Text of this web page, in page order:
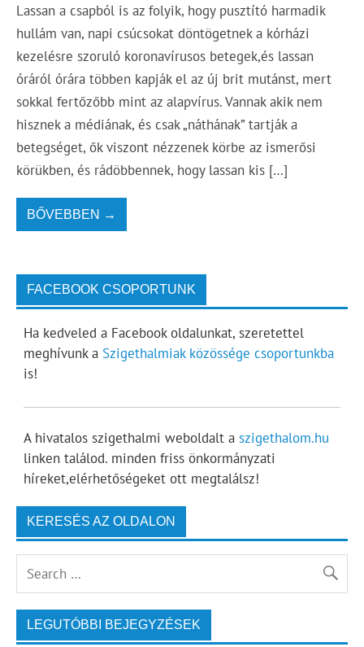
Lassan a csapból is az folyik, hogy pusztító harmadik
hullám van, napi csúcsokat döntögetnek a kórházi
kezelésre szoruló koronavírusos betegek,és lassan
óráról órára többen kapják el az új brit mutánst, mert
sokkal fertőzőbb mint az alapvírus. Vannak akik nem
hisznek a médiának, és csak „náthának” tartják a
betegséget, ők viszont nézzenek körbe az ismerősi
körükben, és rádöbbennek, hogy lassan kis […]
BŐVEBBEN →
FACEBOOK CSOPORTUNK
Ha kedveled a Facebook oldalunkat, szeretettel
meghívunk a Szigethalmiak közössége csoportunkba
is!
A hivatalos szigethalmi weboldalt a szigethalom.hu
linken találod. minden friss önkormányzati
híreket,elérhetőségeket ott megtalálsz!
KERESÉS AZ OLDALON
LEGUTÓBBI BEJEGYZÉSEK